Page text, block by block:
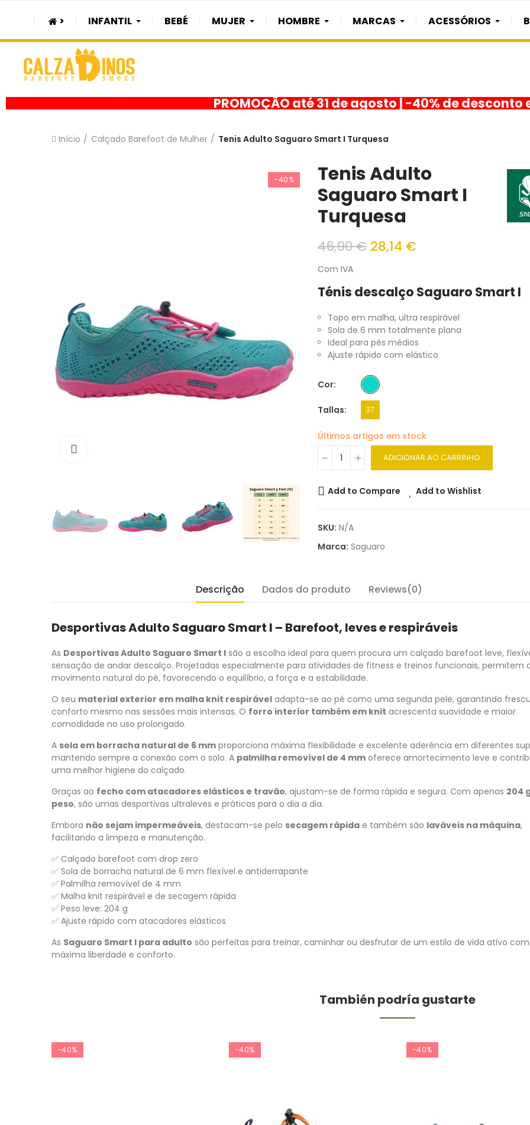
> INFANTIL BEBÉ MUJER HOMBRE MARCAS ACESSÓRIOS
PROMOÇÃO até 31 de agosto | -40% de desconto
Início Calçado Barefoot de Mulher Tenis Adulto Saguaro Smart I Turquesa
-40%
Tenis Adulto
Saguaro Smart I
Turquesa
46,90 € 28,14 €
Com IVA
Ténis descalço Saguaro Smart I
Topo em malha, ultra respirável
Sola de 6 mm totalmente plana
Ideal para pés médios
Ajuste rápido com elástico
Cor
Tallas 37
Últimos artigos em stock
ADICIONAR AO CARRINHO
Add to Compare Add to Wishlist
SKU: N/A
Marca: Saguaro
Descrição Dados do produto Reviews(0)
Desportivas Adulto Saguaro Smart I – Barefoot, leves e respiráveis
As Desportivas Adulto Saguaro Smart I são a escolha ideal para quem procura um calçado barefoot leve,
sensação de andar descalço. Projetadas especialmente para atividades de fitness e treinos funcionais, permitem
movimento natural do pé, favorecendo o equilíbrio, a força e a estabilidade.
O seu material exterior em malha knit respirável adapta-se ao pé como uma segunda pele, garantindo
conforto mesmo nas sessões mais intensas. O forro interior também em knit acrescenta suavidade e maior
comodidade no uso prolongado.
A sola em borracha natural de 6 mm proporciona máxima flexibilidade e excelente aderência em diferentes
mantendo sempre a conexão com o solo. A palmilha removível de 4 mm oferece amortecimento leve e
uma melhor higiene do calçado.
Graças ao fecho com atacadores elásticos e travão, ajustam-se de forma rápida e segura. Com apenas 204
peso, são umas desportivas ultraleves e práticas para o dia a dia.
Embora não sejam impermeáveis, destacam-se pelo secagem rápida e também são laváveis na máquina,
facilitando a limpeza e manutenção.
✅ Calçado barefoot com drop zero
✅ Sola de borracha natural de 6 mm flexível e antiderrapante
✅ Palmilha removível de 4 mm
✅ Malha knit respirável e de secagem rápida
✅ Peso leve: 204 g
✅ Ajuste rápido com atacadores elásticos
As Saguaro Smart I para adulto são perfeitas para treinar, caminhar ou desfrutar de um estilo de vida ativo
máxima liberdade e conforto.
También podría gustarte
-40% -40% -40%